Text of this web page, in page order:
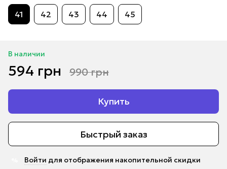
41 42 43 44 45
В наличии
594 грн 990 грн
Купить
Быстрый заказ
Войти для отображения накопительной скидки